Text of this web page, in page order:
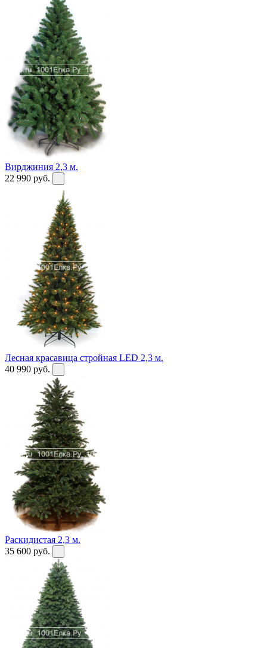
Вирджиния 2,3 м.
22 990 руб.
Лесная красавица стройная LED 2,3 м.
40 990 руб.
Раскидистая 2,3 м.
35 600 руб.